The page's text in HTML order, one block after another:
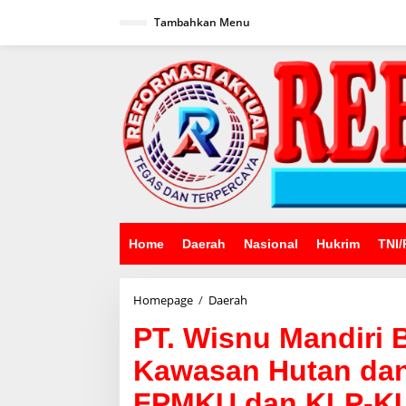
Tambahkan Menu
Home Daerah Nasional Hukrim TNI/
Homepage / Daerah
Mandiri
Batara
Diduga
Rusaki
Kawasan
PT. Wisnu Mandiri
Kawasan Hutan